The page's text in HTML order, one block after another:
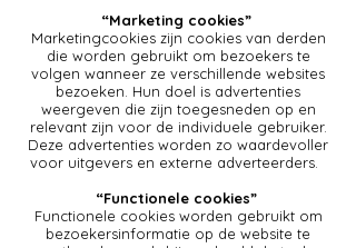
“Marketing cookies”
Marketingcookies zijn cookies van derden
die worden gebruikt om bezoekers te
volgen wanneer ze verschillende websites
bezoeken. Hun doel is advertenties
weergeven die zijn toegesneden op en
relevant zijn voor de individuele gebruiker.
Deze advertenties worden zo waardevoller
voor uitgevers en externe adverteerders.
“Functionele cookies”
Functionele cookies worden gebruikt om
bezoekersinformatie op de website te